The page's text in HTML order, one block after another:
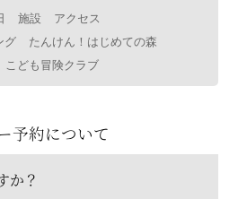
施設
アクセス
グ
たんけん！はじめての森
こども冒険クラブ
予約について
か？